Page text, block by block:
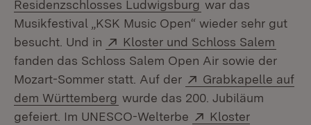
Residenzschlosses Ludwigsburg war das
Musikfestival „KSK Music Open“ wieder sehr gut
besucht. Und in
Extern:
Kloster und Schloss Salem
fanden das Schloss Salem Open Air sowie der
Mozart-Sommer statt. Auf der
Extern:
Grabkapelle auf
dem Württemberg (Öffnet in neuem Fenster)
wurde das 200. Jubiläum
gefeiert. Im UNESCO-Welterbe
Extern:
Kloster